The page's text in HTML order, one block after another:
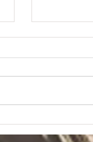
☆9/20(土)
お知らせ☆